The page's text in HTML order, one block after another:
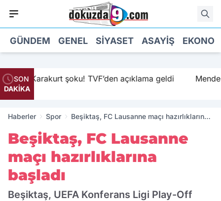
GÜNDEM GENEL SIYASET ASAYIŞ
SON
DAKİKA
şoku! TVF’den açıklama geldi Menderes
Haberler Spor
Beşiktaş, FC Lausanne maçı hazırlıklarına
Beşiktaş, FC Lausanne
maçı hazırlıklarına
başladı
Beşiktaş, UEFA Konferans Ligi Play-Off